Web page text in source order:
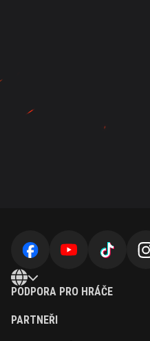
PODPORA PRO HRÁČE
PARTNEŘI